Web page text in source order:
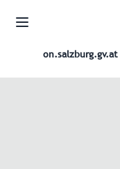
on.salzburg.gv.at